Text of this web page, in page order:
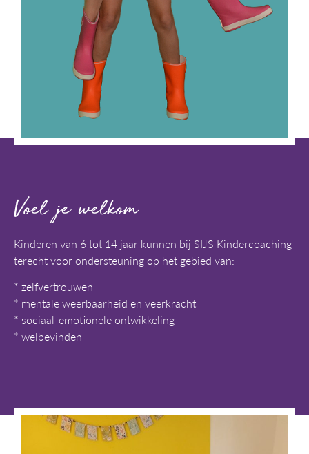
Voel je welkom
Kinderen van 6 tot 14 jaar kunnen bij SIJS Kindercoaching
terecht voor ondersteuning op het gebied van:
* zelfvertrouwen
* mentale weerbaarheid en veerkracht
* sociaal-emotionele ontwikkeling
* welbevinden